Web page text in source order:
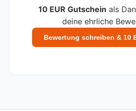
10 EUR Gutschein als
deine ehrliche
Bewertung schreiben & 10